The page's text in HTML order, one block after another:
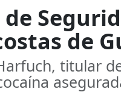
de
titular